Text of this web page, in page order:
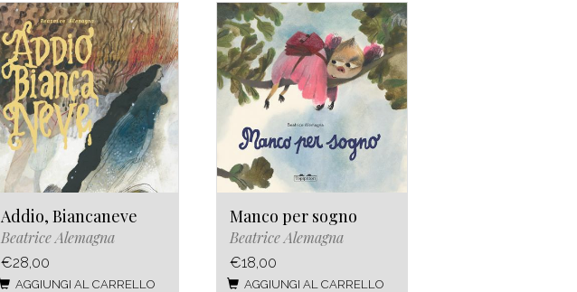
Addio, Biancaneve
Beatrice Alemagna
€28,00
AGGIUNGI AL CARRELLO
Manco per sogno
Beatrice Alemagna
€18,00
AGGIUNGI AL CARRELLO